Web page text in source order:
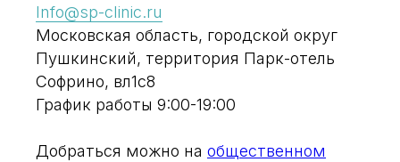
Info@sp-clinic.ru
Московская область, городской округ
Пушкинский, территория Парк-отель
Софрино, вл1с8
График работы 9:00-19:00
Добраться можно на общественном